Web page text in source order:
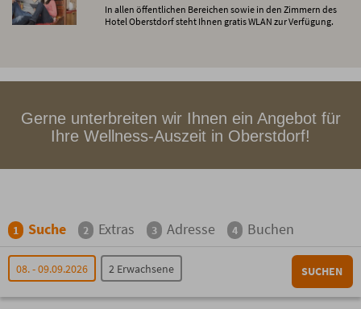
In allen öffentlichen Bereichen sowie in den Zimmern des
Hotel Oberstdorf steht Ihnen gratis WLAN zur Verfügung.
Gerne unterbreiten wir Ihnen ein Angebot für
Ihre Wellness-Auszeit in Oberstdorf!
1 Suche 2 Extras 3 Adresse 4 Buchen
08. - 09.09.2026 2 Erwachsene SUCHEN